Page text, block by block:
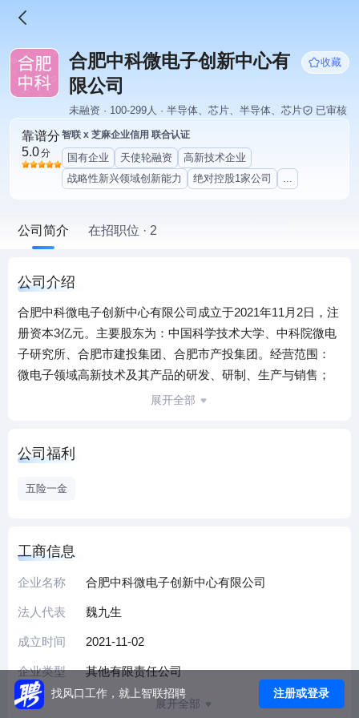
合肥中科微电子创新中心有
限公司
收藏
未融资 · 100-299人 · 半导体、芯片、半导体、芯片 已审核
靠谱分
5.0分
智联 x 芝麻企业信用 联合认证
国有企业 天使轮融资
高新技术企业
战略性新兴领域创新能力
绝对控股1家公司 ...
公司简介 在招职位 · 2
公司介绍
合肥中科微电子创新中心有限公司成立于2021年11月2日，注
册资本3亿元。主要股东为：中国科学技术大学、中科院微电
子研究所、合肥市建投集团、合肥市产投集团。经营范围：
微电子领域高新技术及其产品的研发、研制、生产与销售；
技术咨询、技术服务、技术转让；股权投资、资产管理等。
展开全部
公司福利
五险一金
工商信息
企业名称 合肥中科微电子创新中心有限公司
法人代表 魏九生
成立时间 2021-11-02
企业类型 其他有限责任公司
展开全部
找风口工作，就上智联招聘 注册或登录